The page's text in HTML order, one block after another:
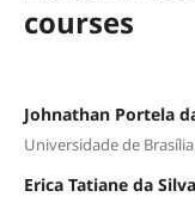
courses
Johnathan Portela
Universidade de
Erica Tatiane da Silva